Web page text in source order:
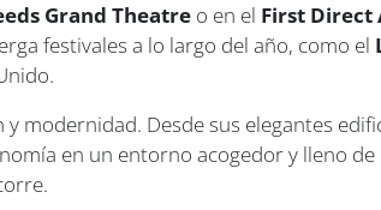
Grand Theatre o en el First Direct
festivales a lo largo del año, como el
modernidad. Desde sus elegantes
en un entorno acogedor y lleno